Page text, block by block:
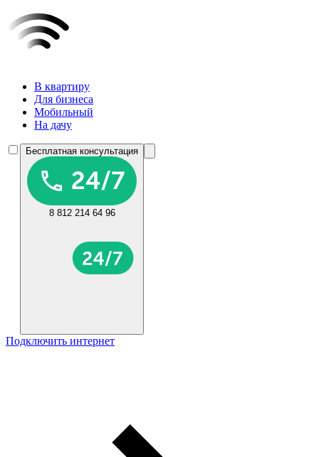
В квартиру
Для бизнеса
Мобильный
На дачу
Бесплатная консультация
8 812 214 64 96
Подключить интернет